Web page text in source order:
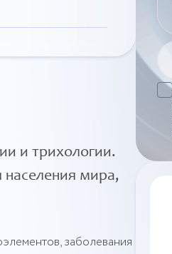
и трихологии.
мира,
заболевания